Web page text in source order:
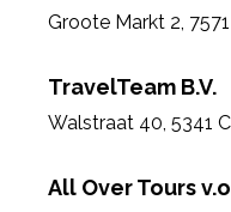
Groote Markt 2,
TravelTeam B.V.
Walstraat 40, 5341
All Over Tours